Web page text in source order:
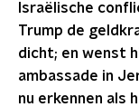
Israëlische
Trump de
dicht; en wenst
ambassade in
nu erkennen als